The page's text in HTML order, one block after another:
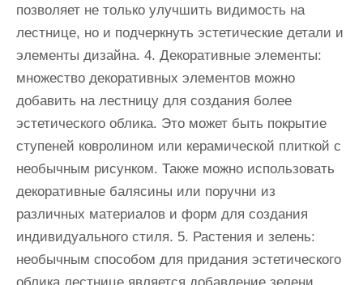
позволяет не только улучшить видимость на
лестнице, но и подчеркнуть эстетические детали и
элементы дизайна. 4. Декоративные элементы:
множество декоративных элементов можно
добавить на лестницу для создания более
эстетического облика. Это может быть покрытие
ступеней ковролином или керамической плиткой с
необычным рисунком. Также можно использовать
декоративные балясины или поручни из
различных материалов и форм для создания
индивидуального стиля. 5. Растения и зелень:
необычным способом для придания эстетического